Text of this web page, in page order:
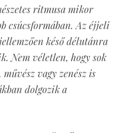
ritmusa mikor
csúcsformában. Az éjjeli
késő délutánra
Nem véletlen, hogy sok
vagy zenész is
dolgozik a